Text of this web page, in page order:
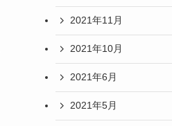
2021年11月
2021年10月
2021年6月
2021年5月